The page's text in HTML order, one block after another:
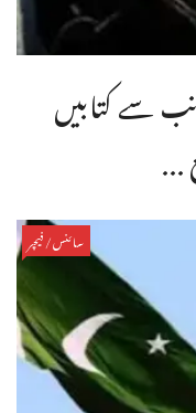
سے کتابیں
...
سائنس/فیچر